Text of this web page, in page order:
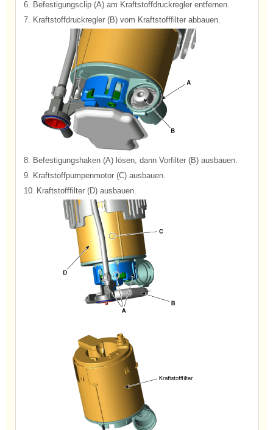
6. Befestigungsclip (A) am Kraftstoffdruckregler entfernen.
7. Kraftstoffdruckregler (B) vom Kraftstofffilter abbauen.
8. Befestigungshaken (A) lösen, dann Vorfilter (B) ausbauen.
9. Kraftstoffpumpenmotor (C) ausbauen.
10. Kraftstofffilter (D) ausbauen.